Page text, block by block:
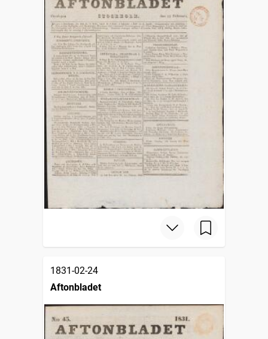
1831-02-24
Aftonbladet